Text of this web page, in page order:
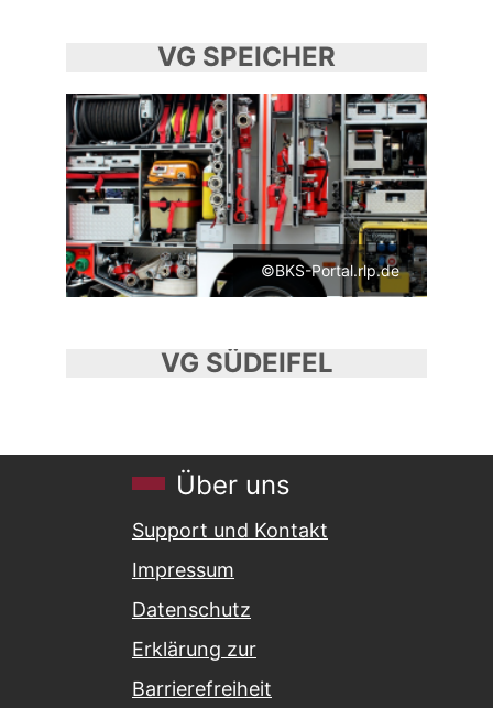
VG SPEICHER
©BKS-Portal.rlp.de
VG SÜDEIFEL
Über uns
Support und Kontakt
Impressum
Datenschutz
Erklärung zur
Barrierefreiheit